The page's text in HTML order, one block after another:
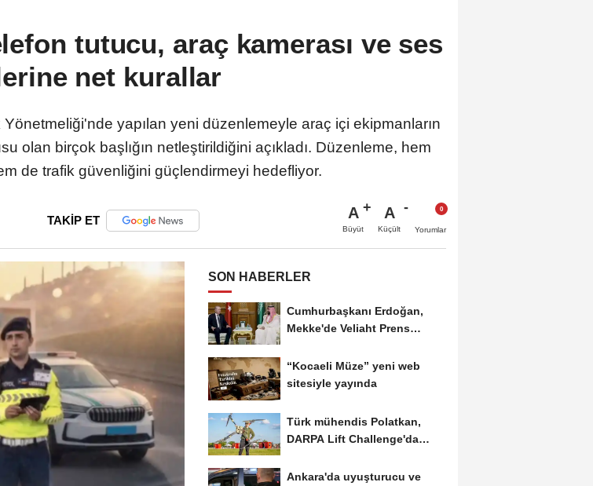
tutucu, araç kamerası ve ses
net kurallar
yapılan yeni düzenlemeyle araç içi ekipmanların
olan birçok başlığın netleştirildiğini açıkladı. Düzenleme, hem
de trafik güvenliğini güçlendirmeyi hedefliyor.
TAKİP ET A
Büyüt
A
Küçült Yorumlar
SON HABERLER
Cumhurbaşkanı Erdoğan,
Mekke'de Veliaht Prens
“Kocaeli Müze” yeni web
sitesiyle yayında
Türk mühendis Polatkan,
DARPA Lift Challenge'da
Ankara'da uyuşturucu ve